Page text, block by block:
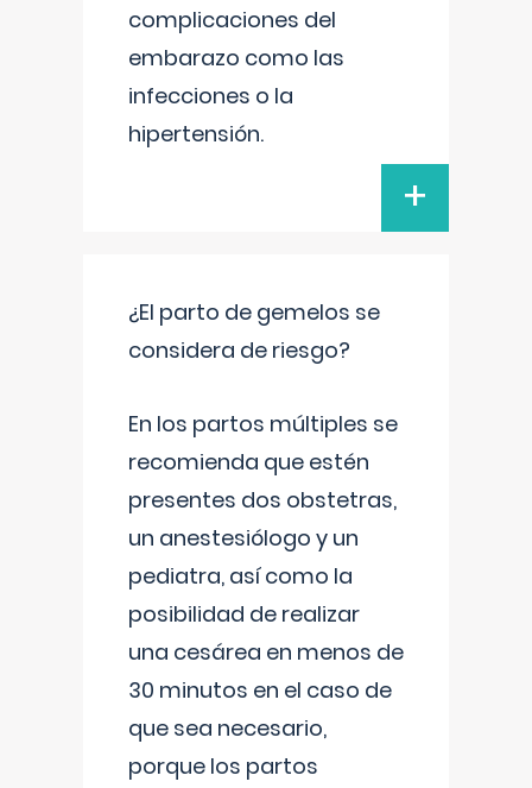
complicaciones del
embarazo como las
infecciones o la
hipertensión.
+
¿El parto de gemelos se
considera de riesgo?
En los partos múltiples se
recomienda que estén
presentes dos obstetras,
un anestesiólogo y un
pediatra, así como la
posibilidad de realizar
una cesárea en menos de
30 minutos en el caso de
que sea necesario,
porque los partos